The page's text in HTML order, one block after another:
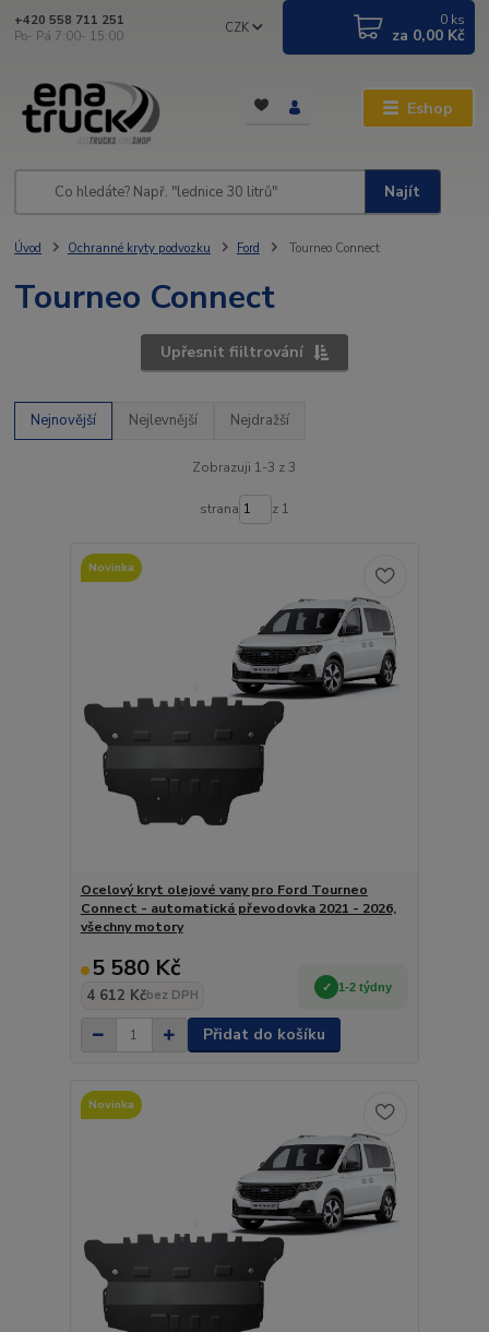
Eshop
CZK
Najít
+420 558 711 251
Po- Pá 7:00- 15:00
0 ks
za 0,00 Kč
Úvod Ochranné kryty podvozku Ford Tourneo Connect
Tourneo Connect
Upřesnit fiiltrování
Nejnovější Nejlevnější Nejdražší
Zobrazuji 1-3 z 3
strana z 1
Novinka
Ocelový kryt olejové vany pro Ford Tourneo
Connect - automatická převodovka 2021 - 2026,
všechny motory
5 580 Kč
4 612 Kčbez DPH
1-2 týdny
Přidat do košíku
Novinka